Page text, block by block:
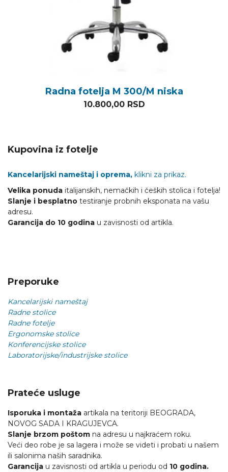
Radna fotelja M 300/M niska
10.800,00 RSD
Kupovina iz fotelje
Kancelarijski nameštaj i oprema, klikni za prikaz.
Velika ponuda italijanskih, nemačkih i čeških stolica i fotelja!
Slanje i besplatno testiranje probnih eksponata na vašu
adresu.
Garancija do 10 godina u zavisnosti od artikla.
Preporuke
Kancelarijski nameštaj
Radne stolice
Radne fotelje
Ergonomske stolice
Konferencijske stolice
Laboratorijske/industrijske stolice
Prateće usluge
Isporuka i montaža artikala na teritoriji BEOGRADA,
NOVOG SADA I KRAGUJEVCA.
Slanje brzom poštom na adresu u najkraćem roku.
Veći deo robe je sa lagera i može se videti i probati u našem
ili salonima naših saradnika.
Garancija u zavisnosti od artikla u periodu od 10 godina.